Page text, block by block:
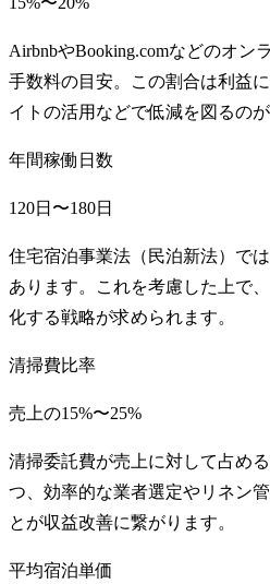
AirbnbやBooking.comなどのオン
手数料の目安。この割合は利益
イトの活用などで低減を図るのが
年間稼働日数
120日〜180日
住宅宿泊事業法（民泊新法）で
あります。これを考慮した上で
化する戦略が求められます。
清掃費比率
売上の15%〜25%
清掃委託費が売上に対して占め
つ、効率的な業者選定やリネン
とが収益改善に繋がります。
平均宿泊単価